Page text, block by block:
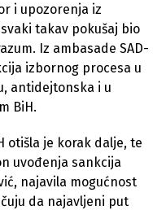
i upozorenja iz
takav pokušaj bio
Iz ambasade SAD-
izbornog procesa u
antidejtonska i u
BiH.
otišla je korak dalje, te
uvođenja sankcija
najavila mogućnost
da najavljeni put